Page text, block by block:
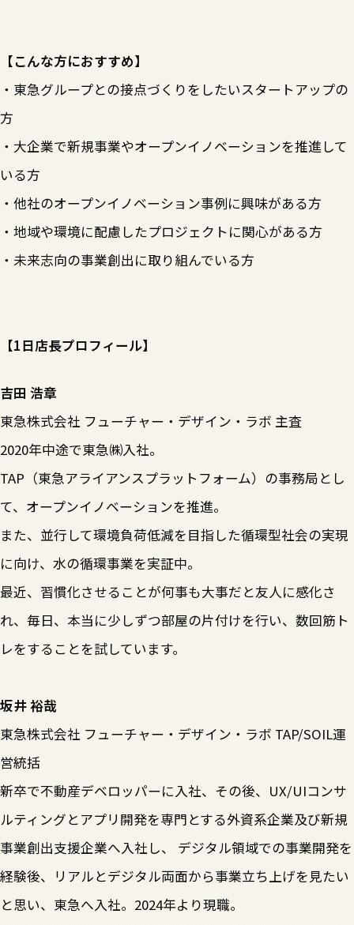
【こんな方におすすめ】
・東急グループとの接点づくりをしたいスタートアップの
方
・大企業で新規事業やオープンイノベーションを推進して
いる方
・他社のオープンイノベーション事例に興味がある方
・地域や環境に配慮したプロジェクトに関心がある方
・未来志向の事業創出に取り組んでいる方
【1日店長プロフィール】
吉田 浩章
東急株式会社 フューチャー・デザイン・ラボ 主査
2020年中途で東急㈱入社。
TAP（東急アライアンスプラットフォーム）の事務局とし
て、オープンイノベーションを推進。
また、並行して環境負荷低減を目指した循環型社会の実現
に向け、水の循環事業を実証中。
最近、習慣化させることが何事も大事だと友人に感化さ
れ、毎日、本当に少しずつ部屋の片付けを行い、数回筋ト
レをすることを試しています。
坂井 裕哉
東急株式会社 フューチャー・デザイン・ラボ TAP/SOIL運
営統括
新卒で不動産デベロッパーに入社、その後、UX/UIコンサ
ルティングとアプリ開発を専門とする外資系企業及び新規
事業創出支援企業へ入社し、 デジタル領域での事業開発を
経験後、リアルとデジタル両面から事業立ち上げを見たい
と思い、東急へ入社。2024年より現職。